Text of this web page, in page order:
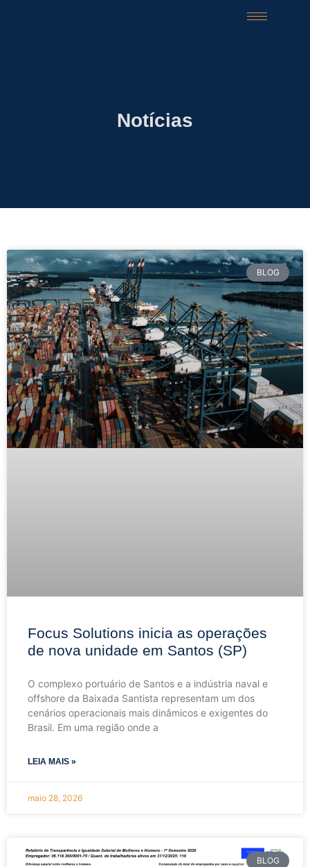
Notícias
BLOG
Focus Solutions inicia as operações
de nova unidade em Santos (SP)
O complexo portuário de Santos e a indústria naval e
offshore da Baixada Santista representam um dos
cenários operacionais mais dinâmicos e exigentes do
Brasil. Em uma região onde a
LEIA MAIS »
maio 28, 2026
BLOG